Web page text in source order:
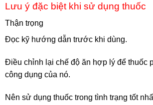
Lưu ý đặc biệt khi sử dụng thuốc
Thận trọng
Đọc kỹ hướng dẫn trước khi dùng.
Điều chỉnh lại chế độ ăn hợp lý để thuốc
công dụng của nó.
Nên sử dụng thuốc trong tình trạng tốt